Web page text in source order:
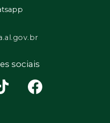
sociais